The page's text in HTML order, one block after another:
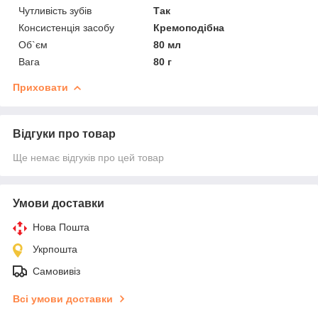
Чутливість зубів
Так
Консистенція засобу
Кремоподібна
Об`єм
80 мл
Вага
80 г
Приховати
Відгуки про товар
Ще немає відгуків про цей товар
Умови доставки
Нова Пошта
Укрпошта
Самовивіз
Всі умови доставки